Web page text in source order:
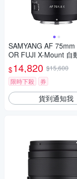
SAMYANG AF
OR FUJI X-Mount 自
頭 公司貨
$14,820 $15,600
限時下殺
券
貨到通知我